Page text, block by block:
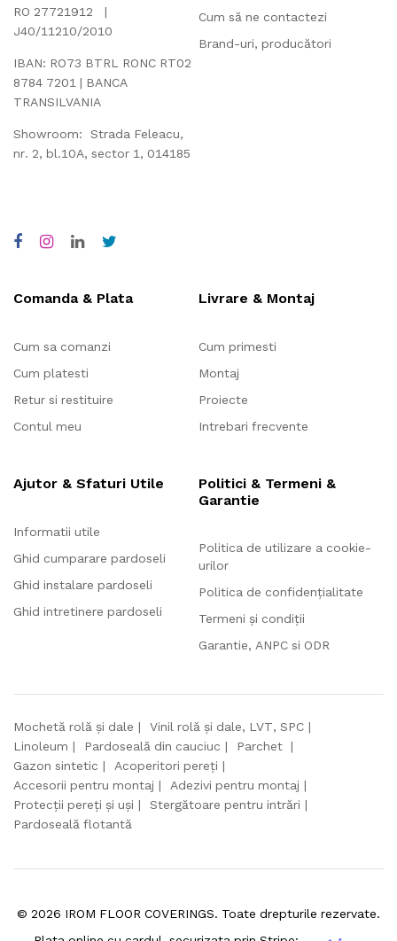
RO 27721912 |
J40/11210/2010
IBAN: RO73 BTRL RONC RT02
8784 7201 | BANCA
TRANSILVANIA
Showroom: Strada Feleacu,
nr. 2, bl.10A, sector 1, 014185
Cum să ne contactezi
Brand-uri, producători
Comanda & Plata
Cum sa comanzi
Cum platesti
Retur si restituire
Contul meu
Livrare & Montaj
Cum primesti
Montaj
Proiecte
Intrebari frecvente
Ajutor & Sfaturi Utile
Informatii utile
Ghid cumparare pardoseli
Ghid instalare pardoseli
Ghid intretinere pardoseli
Politici & Termeni &
Garantie
Politica de utilizare a cookie-
urilor
Politica de confidențialitate
Termeni și condiții
Garantie, ANPC si ODR
Mochetă rolă și dale
Vinil rolă și dale, LVT, SPC
Linoleum
Pardoseală din cauciuc
Parchet
Gazon sintetic
Acoperitori pereți
Accesorii pentru montaj
Adezivi pentru montaj
Protecții pereți și uși
Stergătoare pentru intrări
Pardoseală flotantă
© 2026 IROM FLOOR COVERINGS. Toate drepturile rezervate.